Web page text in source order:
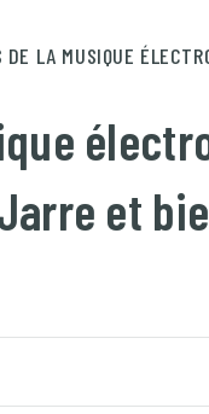
DE LA MUSIQUE
et